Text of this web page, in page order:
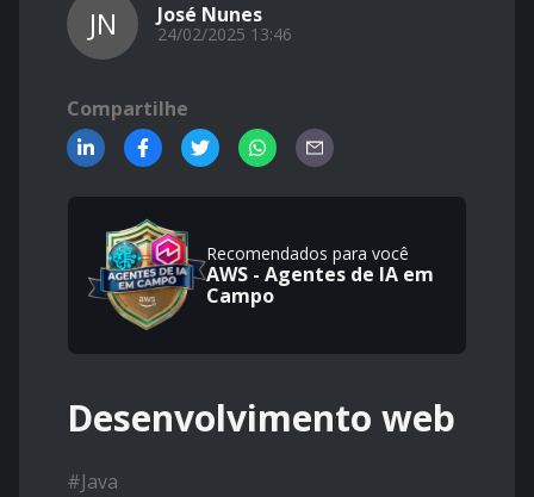
JN José Nunes
24/02/2025 13:46
Compartilhe
Recomendados para você
AWS - Agentes de IA em
Campo
Desenvolvimento web
#Java